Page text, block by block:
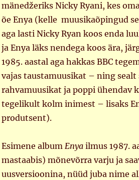
mänedžeriks Nicky Ryani, kes
õe Enya (kelle muusikaõpingud
aga lasti Nicky Ryan koos enda
ja Enya läks nendega koos ära,
1985. aastal aga hakkas BBC
vajas taustamuusikat – ning
rahvamuusikat ja poppi ühendav
tegelikult kolm inimest – lisaks
produtsent).
Esimene album Enyailmus 1987.
mastaabis) mõnevõrra varju ja
uusversioonina, nüüd juba nime